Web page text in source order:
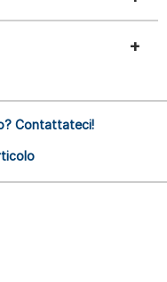
Contattateci!